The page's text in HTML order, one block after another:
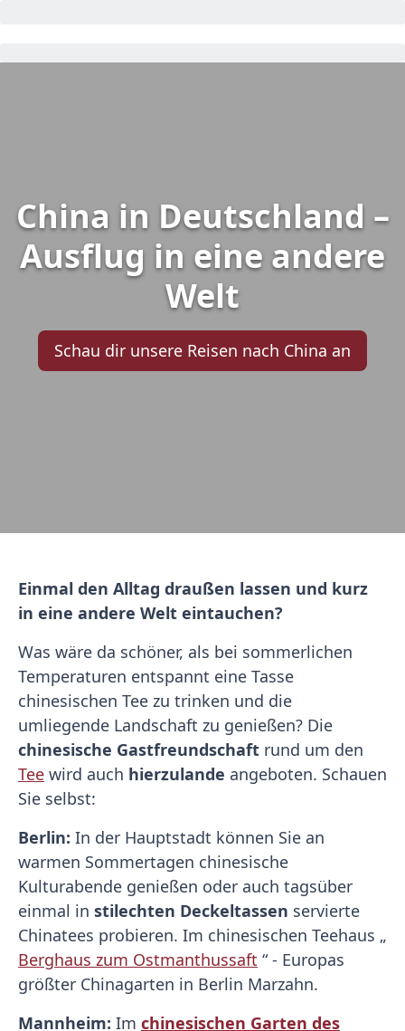
China in Deutschland –
Ausflug in eine andere
Welt
Schau dir unsere Reisen nach China an
Einmal den Alltag draußen lassen und kurz
in eine andere Welt eintauchen?
Was wäre da schöner, als bei sommerlichen
Temperaturen entspannt eine Tasse
chinesischen Tee zu trinken und die
umliegende Landschaft zu genießen? Die
chinesische Gastfreundschaft rund um den
Tee wird auch hierzulande angeboten. Schauen
Sie selbst:
Berlin: In der Hauptstadt können Sie an
warmen Sommertagen chinesische
Kulturabende genießen oder auch tagsüber
einmal in stilechten Deckeltassen servierte
Chinatees probieren. Im chinesischen Teehaus „
Berghaus zum Ostmanthussaft “ - Europas
größter Chinagarten in Berlin Marzahn.
Mannheim: Im chinesischen Garten des